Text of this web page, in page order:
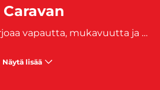
Caravan-maailma tarjoaa vapautta, mukavuutta ja unohtumattomia matkaelämyksiä. Olipa kyseessä retkeilyauto, matkailuauto tai asuntovaunu, oikea valinta tekee reissusta sujuvan ja nautinnollisen. Karavaanit mahdollistavat matkustamisen ilman aikataulupaineita – koti kulkee mukana, minne tahansa tie vie.
Näytä lisää